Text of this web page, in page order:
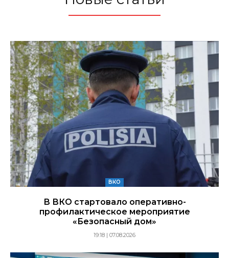
ВКО
В ВКО стартовало оперативно-
профилактическое мероприятие
«Безопасный дом»
19:18 | 07.08.2026